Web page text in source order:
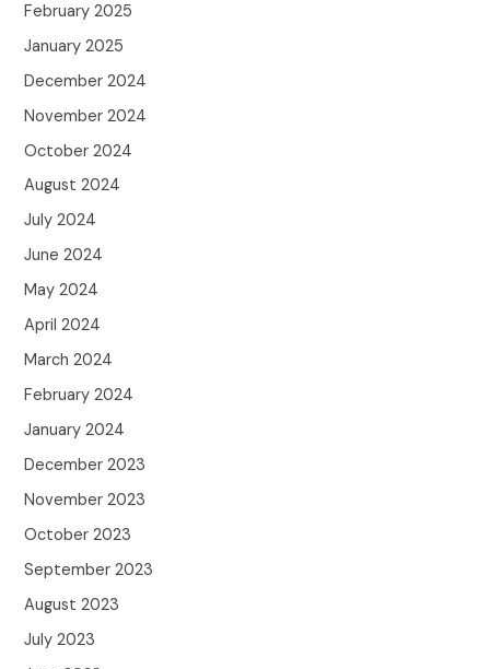
February 2025
January 2025
December 2024
November 2024
October 2024
August 2024
July 2024
June 2024
May 2024
April 2024
March 2024
February 2024
January 2024
December 2023
November 2023
October 2023
September 2023
August 2023
July 2023